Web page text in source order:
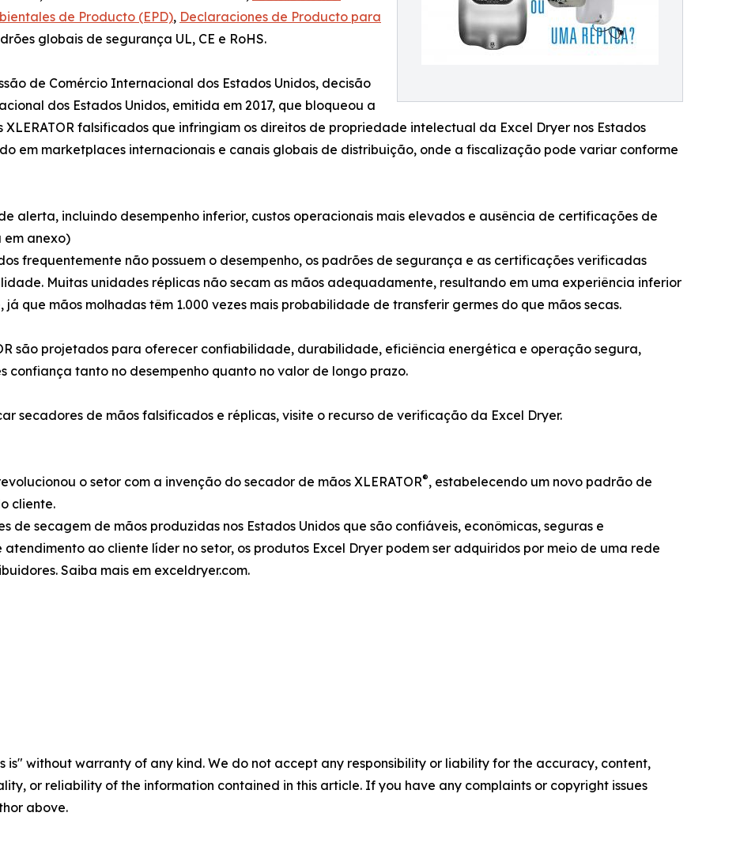
de Producto (EPD), Declaraciones de Producto para
globais de segurança UL, CE e RoHS.
de Comércio Internacional dos Estados Unidos, decisão
dos Estados Unidos, emitida em 2017, que bloqueou a
falsificados que infringiam os direitos de propriedade intelectual da Excel Dryer nos Estados
em marketplaces internacionais e canais globais de distribuição, onde a fiscalização pode variar conforme
alerta, incluindo desempenho inferior, custos operacionais mais elevados e ausência de certificações de
em anexo)
frequentemente não possuem o desempenho, os padrões de segurança e as certificações verificadas
Muitas unidades réplicas não secam as mãos adequadamente, resultando em uma experiência inferior
que mãos molhadas têm 1.000 vezes mais probabilidade de transferir germes do que mãos secas.
são projetados para oferecer confiabilidade, durabilidade, eficiência energética e operação segura,
confiança tanto no desempenho quanto no valor de longo prazo.
secadores de mãos falsificados e réplicas, visite o recurso de verificação da Excel Dryer.
o setor com a invenção do secador de mãos XLERATOR®, estabelecendo um novo padrão de
cliente.
de secagem de mãos produzidas nos Estados Unidos que são confiáveis, econômicas, seguras e
atendimento ao cliente líder no setor, os produtos Excel Dryer podem ser adquiridos por meio de uma rede
Saiba mais em exceldryer.com.
is" without warranty of any kind. We do not accept any responsibility or liability for the accuracy, content,
or reliability of the information contained in this article. If you have any complaints or copyright issues
above.